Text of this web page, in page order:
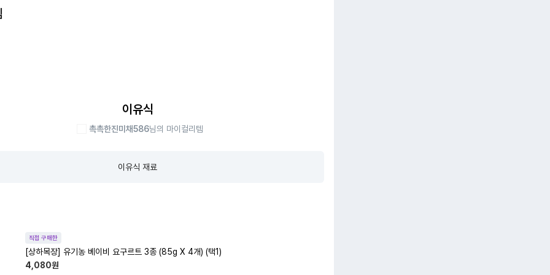
이유식
촉촉한진미채586님의 마이컬리템
이유식 재료
직접 구매한
[상하목장] 유기농 베이비 요구르트 3종 (85g X 4개) (택1)
4,080원